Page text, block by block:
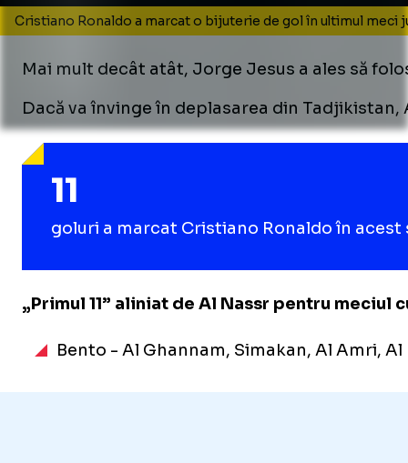
Cristiano Ronaldo a marcat o bijuterie de gol în ultimul meci
Mai mult decât atât, Jorge Jesus a ales să
Dacă va învinge în deplasarea din
11
goluri a marcat Cristiano Ronaldo în
„Primul 11” aliniat de Al Nassr pentru meciul
Bento - Al Ghannam, Simakan, Al Amri,